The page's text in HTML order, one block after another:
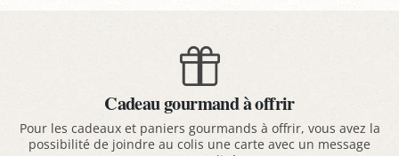
Cadeau gourmand à offrir
Pour les cadeaux et paniers gourmands à offrir, vous avez la
possibilité de joindre au colis une carte avec un message